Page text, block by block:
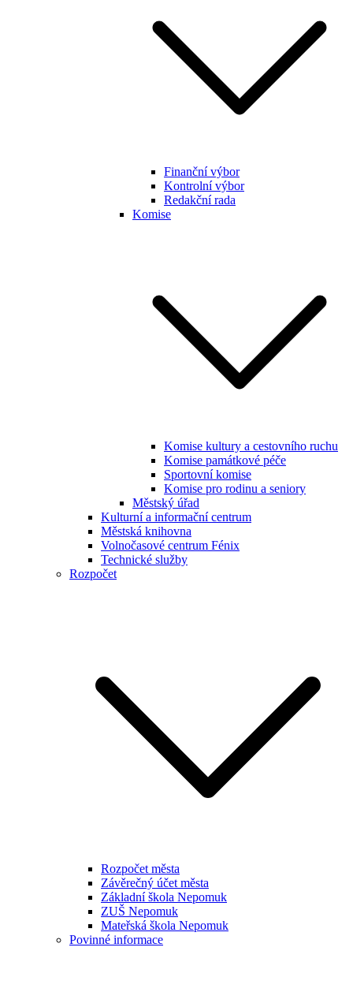
Finanční výbor
Kontrolní výbor
Redakční rada
Komise
Komise kultury a cestovního ruchu
Komise památkové péče
Sportovní komise
Komise pro rodinu a seniory
Městský úřad
Kulturní a informační centrum
Městská knihovna
Volnočasové centrum Fénix
Technické služby
Rozpočet
Rozpočet města
Závěrečný účet města
Základní škola Nepomuk
ZUŠ Nepomuk
Mateřská škola Nepomuk
Povinné informace